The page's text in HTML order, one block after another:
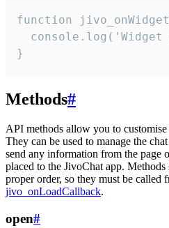
function
console.log('Widget
}
Methods#
API methods allow you to
They can be used to manage the
send any information from the page
placed to the JivoChat app.
proper order, so they must be
jivo_onLoadCallback.
open#